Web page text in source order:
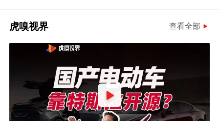
虎嗅视界 查看全部